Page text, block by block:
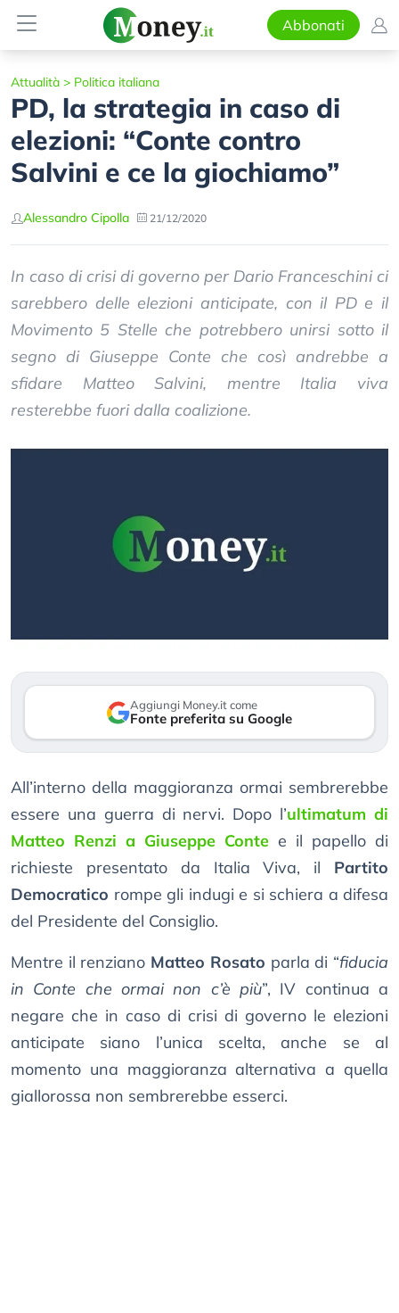
Abbonati
Attualità > Politica italiana
PD, la strategia in caso di
elezioni: “Conte contro
Salvini e ce la giochiamo”
Alessandro Cipolla 21/12/2020
In caso di crisi di governo per Dario Franceschini ci
sarebbero delle elezioni anticipate, con il PD e il
Movimento 5 Stelle che potrebbero unirsi sotto il
segno di Giuseppe Conte che così andrebbe a
sfidare Matteo Salvini, mentre Italia viva
resterebbe fuori dalla coalizione.
Aggiungi Money.it come
Fonte preferita su Google
All’interno della maggioranza ormai sembrerebbe
essere una guerra di nervi. Dopo l’ultimatum di
Matteo Renzi a Giuseppe Conte e il papello di
richieste presentato da Italia Viva, il Partito
Democratico rompe gli indugi e si schiera a difesa
del Presidente del Consiglio.
Mentre il renziano Matteo Rosato parla di “fiducia
in Conte che ormai non c’è più”, IV continua a
negare che in caso di crisi di governo le elezioni
anticipate siano l’unica scelta, anche se al
momento una maggioranza alternativa a quella
giallorossa non sembrerebbe esserci.